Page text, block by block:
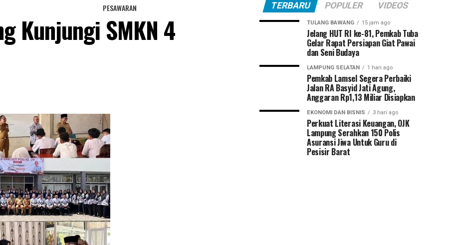
PESAWARAN
Kunjungi SMKN 4
TERBARU POPULER VIDEOS
TULANG BAWANG 15 jam ago
Jelang HUT RI ke-81, Pemkab Tuba
Gelar Rapat Persiapan Giat Pawai
dan Seni Budaya
LAMPUNG SELATAN 1 hari ago
Pemkab Lamsel Segera Perbaiki
Jalan RA Basyid Jati Agung,
Anggaran Rp1,13 Miliar Disiapkan
EKONOMI DAN BISNIS 3 hari ago
Perkuat Literasi Keuangan, OJK
Lampung Serahkan 150 Polis
Asuransi Jiwa Untuk Guru di
Pesisir Barat